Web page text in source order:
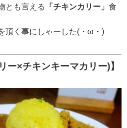
とも言える 「チキンカリー」食
頂く事にしゃーした(・ω・)
ー×チキンキーマカリー)】